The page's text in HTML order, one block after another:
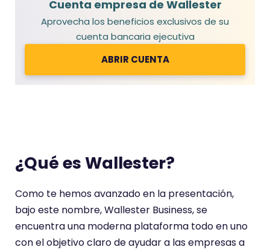
Cuenta empresa de Wallester
Aprovecha los beneficios exclusivos de su
cuenta bancaria ejecutiva
ABRIR CUENTA
Es necesario aceptar las cookies para ver este
¿Qué es Wallester?
Como te hemos avanzado en la presentación,
bajo este nombre, Wallester Business, se
encuentra una moderna plataforma todo en uno
con el objetivo claro de ayudar a las empresas a